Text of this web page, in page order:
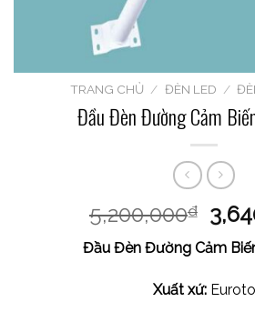
TRANG CHỦ / ĐÈN LED /
Đầu Đèn Đường Cảm
5,200,000₫
Đầu Đèn Đường Cảm
Xuất xứ:Euroto